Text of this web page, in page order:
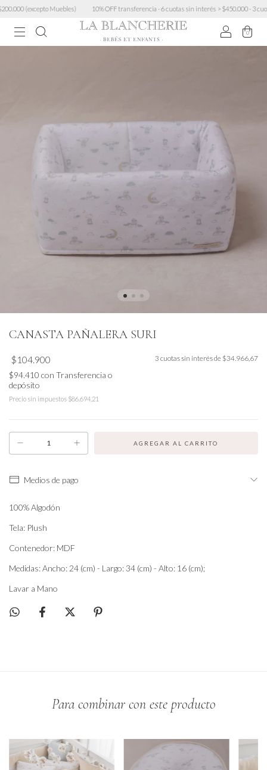
(excepto Muebles) 10% OFF transferencia · 6 cuotas sin interés > $450.000 · 3
0
CANASTA PAÑALERA SURI
$104.900
$94.410 con Transferencia o
depósito
Precio sin impuestos $86.694,21
3 cuotas sin interés de $34.966,67
Medios de pago
100% Algodón
Tela: Plush
Contenedor: MDF
Medidas: Ancho: 24 (cm) - Largo: 34 (cm) - Alto: 16 (cm);
Lavar a Mano
Para combinar con este producto